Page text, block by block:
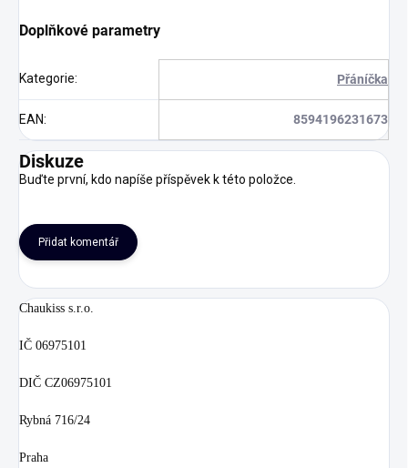
Doplňkové parametry
Kategorie: Přáníčka
EAN: 8594196231673
Diskuze
Buďte první, kdo napíše příspěvek k této položce.
Přidat komentář
Chaukiss s.r.o.
IČ 06975101
DIČ CZ06975101
Rybná 716/24
Praha